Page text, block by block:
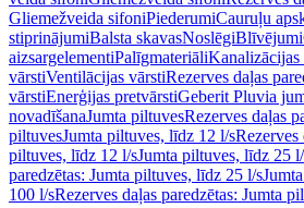
Gliemežveida sifoniPiederumiCauruļu
stiprinājumiBalsta skavasNoslēgiBlīvējumi
aizsargelementiPalīgmateriāli
vārstiVentilācijas vārstiRezerves daļas
vārstiEnerģijas pretvārstiGeberit Pluvia
novadīšanaJumta piltuvesRezerves daļas
piltuvesJumta piltuves, līdz 12 l/sRezerves
piltuves, līdz 12 l/sJumta piltuves, līdz 25
paredzētas: Jumta piltuves, līdz 25 l/s
100 l/sRezerves daļas paredzētas: Jumta